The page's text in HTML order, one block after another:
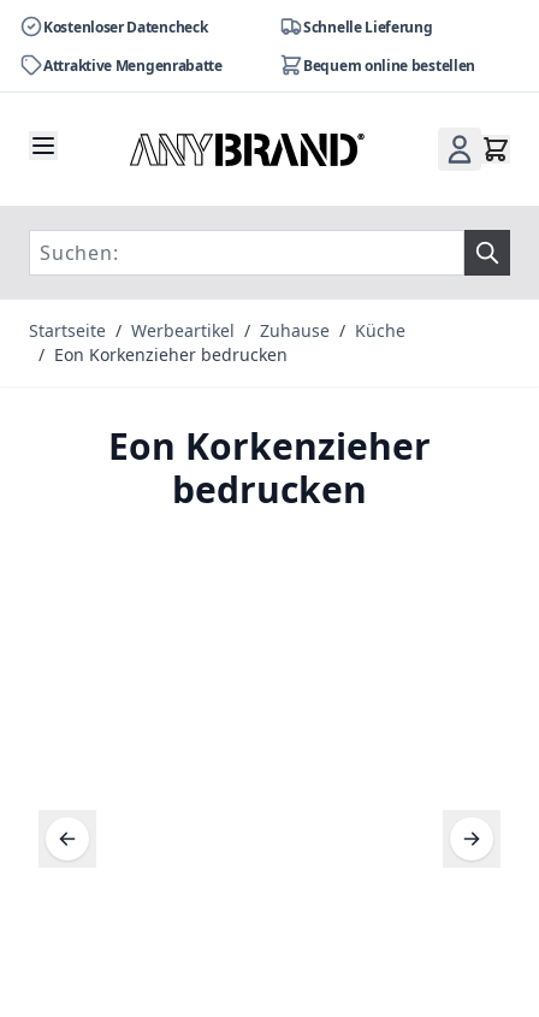
Kostenloser Datencheck
Schnelle Lieferung
Attraktive Mengenrabatte
Bequem online bestellen
Startseite / Werbeartikel / Zuhause / Küche
/ Eon Korkenzieher bedrucken
Eon Korkenzieher
bedrucken